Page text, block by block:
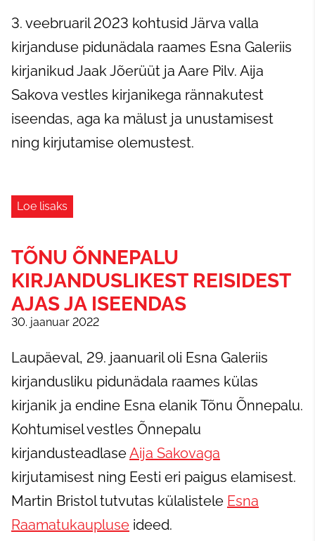
3. veebruaril 2023 kohtusid Järva valla
kirjanduse pidunädala raames Esna Galeriis
kirjanikud Jaak Jõerüüt ja Aare Pilv. Aija
Sakova vestles kirjanikega rännakutest
iseendas, aga ka mälust ja unustamisest
ning kirjutamise olemustest.
Loe lisaks
TÕNU ÕNNEPALU
KIRJANDUSLIKEST REISIDEST
AJAS JA ISEENDAS
30. jaanuar 2022
Laupäeval, 29. jaanuaril oli Esna Galeriis
kirjandusliku pidunädala raames külas
kirjanik ja endine Esna elanik Tõnu Õnnepalu.
Kohtumisel vestles Õnnepalu
kirjandusteadlaseAija Sakovaga
kirjutamisest ning Eesti eri paigus elamisest.
Martin Bristol tutvutas külalistele Esna
Raamatukaupluse ideed.